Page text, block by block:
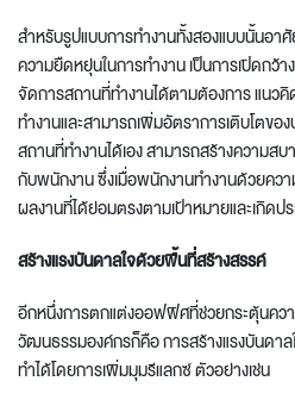
สำหรับรูปแบบการทำงานทั้งสองแบบนั้นอา
ความยืดหยุ่นในการทำงาน เป็นการเปิดกว้
จัดการสถานที่ทำงานได้ตามต้องการ แนว
ทำงานและสามารถเพิ่มอัตราการเติบโตขอ
สถานที่ทำงานได้เอง สามารถสร้างความส
กับพนักงาน ซึ่งเมื่อพนักงานทำงานด้วยควา
ผลงานที่ได้ย่อมตรงตามเป้าหมายและเกิดป
สร้างแรงบันดาลใจด้วยพื้นที่สร้างสรรค์
อีกหนึ่งการตกแต่งออฟฟิศที่ช่วยกระตุ้นคว
วัฒนธรรมองค์กรก็คือ การสร้างแรงบันดา
ทำได้โดยการเพิ่มมุมรีแลกซ์ ตัวอย่างเช่น